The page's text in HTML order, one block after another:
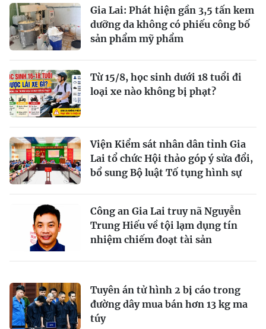
Gia Lai: Phát hiện gần 3,5 tấn kem
dưỡng da không có phiếu công bố
sản phẩm mỹ phẩm
Từ 15/8, học sinh dưới 18 tuổi đi
loại xe nào không bị phạt?
Viện Kiểm sát nhân dân tỉnh Gia
Lai tổ chức Hội thảo góp ý sửa đổi,
bổ sung Bộ luật Tố tụng hình sự
Công an Gia Lai truy nã Nguyễn
Trung Hiếu về tội lạm dụng tín
nhiệm chiếm đoạt tài sản
Tuyên án tử hình 2 bị cáo trong
đường dây mua bán hơn 13 kg ma
túy